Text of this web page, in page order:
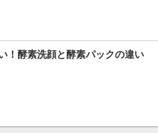
！酵素洗顔と酵素パックの違い